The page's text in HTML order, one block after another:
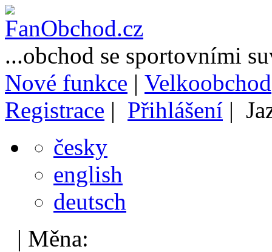
...obchod se sportovními
Nové funkce | Velkoobchod
Registrace | Přihlášení |
česky
english
deutsch
| Měna: